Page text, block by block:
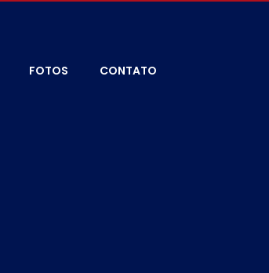
FOTOS CONTATO